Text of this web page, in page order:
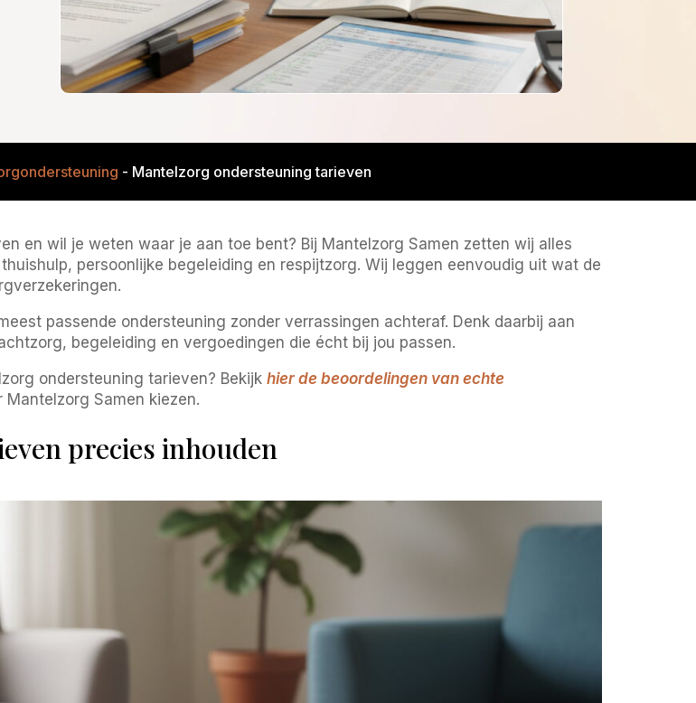
- Mantelzorg ondersteuning tarieven
en wil je weten waar je aan toe bent? Bij Mantelzorg Samen zetten wij alles
persoonlijke begeleiding en respijtzorg. Wij leggen eenvoudig uit wat de
passende ondersteuning zonder verrassingen achteraf. Denk daarbij aan
begeleiding en vergoedingen die écht bij jou passen.
ondersteuning tarieven? Bekijk hier de beoordelingen van echte
Samen kiezen.
precies inhouden